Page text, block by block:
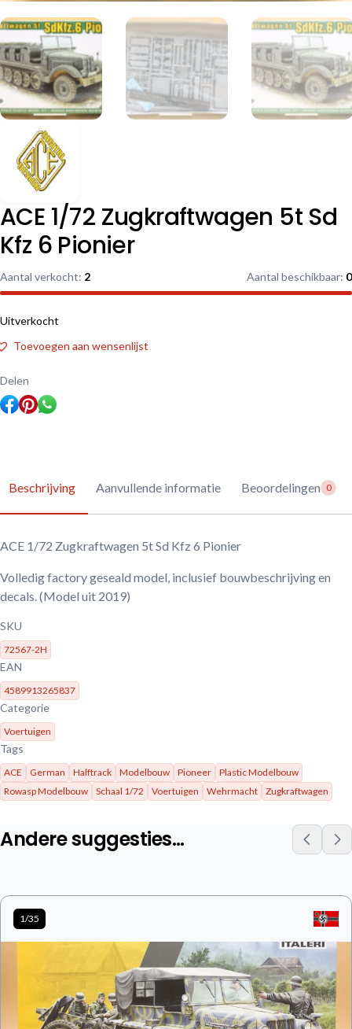
ACE 1/72 Zugkraftwagen 5t Sd
Kfz 6 Pionier
Aantal verkocht: 2 Aantal beschikbaar: 0
Uitverkocht
Toevoegen aan wensenlijst
Delen
Beschrijving Aanvullende informatie Beoordelingen 0
ACE 1/72 Zugkraftwagen 5t Sd Kfz 6 Pionier
Volledig factory geseald model, inclusief bouwbeschrijving en
decals. (Model uit 2019)
SKU
72567-2H
EAN
4589913265837
Categorie
Voertuigen
Tags
ACE German Halftrack Modelbouw Pioneer
Plastic Modelbouw
Rowasp Modelbouw
Schaal 1/72 Voertuigen Wehrmacht Zugkraftwagen
Andere suggesties…
1/35